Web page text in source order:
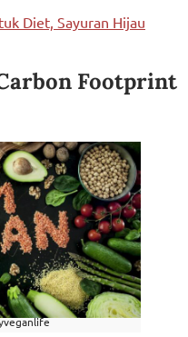
Diet, Sayuran Hijau
Footprint